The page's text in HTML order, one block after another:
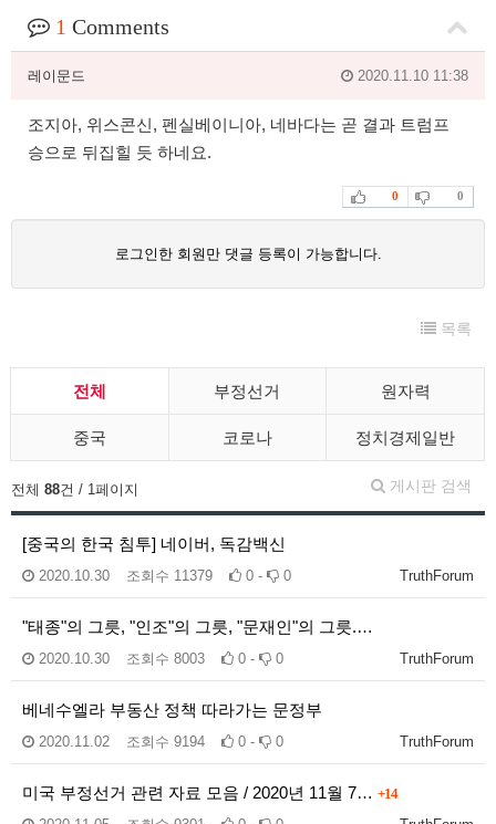
1 Comments
레이문드 2020.11.10 11:38
조지아, 위스콘신, 펜실베이니아, 네바다는 곧 결과 트럼프
승으로 뒤집힐 듯 하네요.
0 0
로그인한 회원만 댓글 등록이 가능합니다.
목록
전체 부정선거 원자력
중국 코로나 정치경제일반
게시판 검색
전체 88건 / 1페이지
[중국의 한국 침투] 네이버, 독감백신
TruthForum
2020.10.30 조회수 11379 0 - 0
"태종"의 그릇, "인조"의 그릇, "문재인"의 그릇.…
TruthForum
2020.10.30 조회수 8003 0 - 0
베네수엘라 부동산 정책 따라가는 문정부
TruthForum
2020.11.02 조회수 9194 0 - 0
미국 부정선거 관련 자료 모음 / 2020년 11월 7… +14